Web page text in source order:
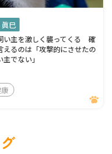
眞巳
い主を激しく襲ってくる 確
えるのは「攻撃的にさせたの
主でない」